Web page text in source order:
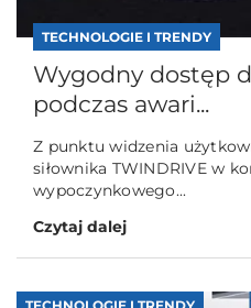
TECHNOLOGIE I TRENDY
Wygodny dostęp
podczas awari...
Z punktu widzenia
siłownika TWINDRIVE w
wypoczynkowego...
Czytaj dalej